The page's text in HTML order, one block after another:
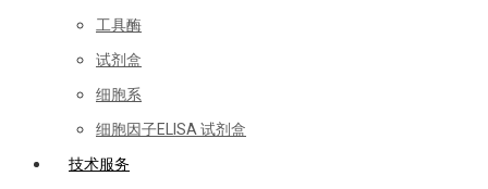
工具酶
试剂盒
细胞系
细胞因子ELISA 试剂盒
技术服务